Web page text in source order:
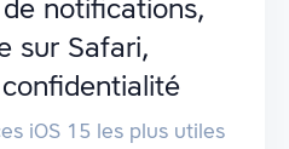
notifications,
sur Safari,
iOS 15 les plus utiles